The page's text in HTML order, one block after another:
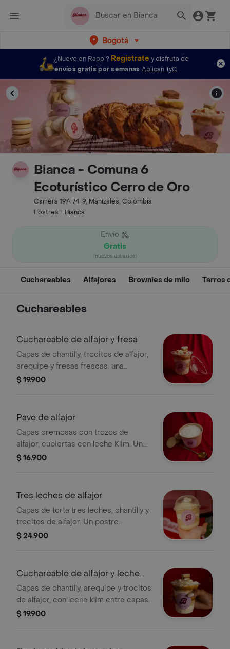
Bogotá
¿Nuevo en Rappi? Regístratey disfruta de
envíos gratis por semanas Aplican TyC
Bianca - Comuna 6
Ecoturístico Cerro de Oro
Carrera 19A 74-9, Manizales, Colombia
Postres - Bianca
Envío
Gratis
(nuevos usuarios)
Cuchareables Alfajores Brownies de milo Tarros
Cuchareables
Cuchareable de alfajor y fresa
Capas de chantilly, trocitos de alfajor,
arequipe y fresas frescas. una
combinación suave, dulce y fresca,
$ 19.900
Pave de alfajor
Capas cremosas con trozos de
alfajor, cubiertas con leche Klim. Un
postre para disfrutar a cucharadas.
$ 16.900
Tres leches de alfajor
Capas de torta tres leches, chantilly y
trocitos de alfajor. Un postre
cremoso, suave y perfecto para
$ 24.900
Cuchareable de alfajor y leche
klim
Capas de chantilly, arequipe y trocitos
de alfajor, con leche klim entre capas.
$ 19.900